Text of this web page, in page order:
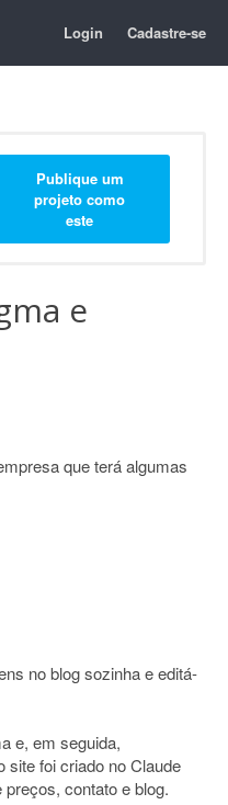
Login Cadastre-se
Publique um
projeto como
este
e
que terá algumas
no blog sozinha e editá-
e, em seguida,
site foi criado no Claude
contato e blog.